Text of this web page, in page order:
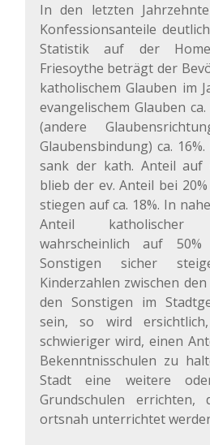
In den letzten
Konfessionsanteile
Statistik auf der
Friesoythe beträgt der
katholischem Glauben im
evangelischem Glauben
(andere
Glaubensbindung) ca.
sank der kath. Anteil auf
blieb der ev. Anteil bei
stiegen auf ca. 18%. In
Anteil
wahrscheinlich auf
Sonstigen sicher
Kinderzahlen zwischen
den Sonstigen im
sein, so wird
schwieriger wird, einen
Bekenntnisschulen zu
Stadt eine weitere
Grundschulen
ortsnah unterrichtet